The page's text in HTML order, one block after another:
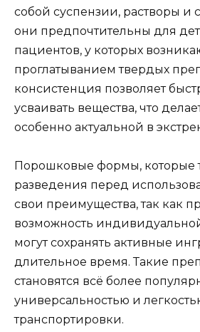
собой суспензии, растворы
они предпочтительны для
пациентов, у которых
проглатыванием твердых
консистенция позволяет
усваивать вещества, что
особенно актуальной в
Порошковые формы, которые
разведения перед
свои преимущества, так как
возможность
могут сохранять активные
длительное время. Такие
становятся всё более
универсальностью и
транспортировки.